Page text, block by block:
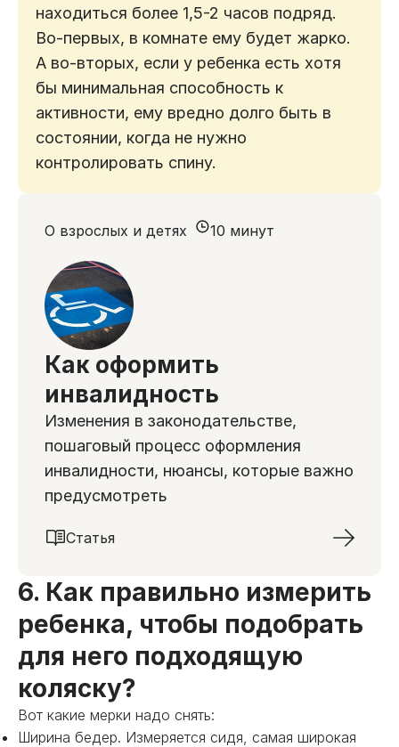
находиться более 1,5-2 часов подряд.
Во-первых, в комнате ему будет жарко.
А во-вторых, если у ребенка есть хотя
бы минимальная способность к
активности, ему вредно долго быть в
состоянии, когда не нужно
контролировать спину.
Как оформить
инвалидность
Изменения в законодательстве,
пошаговый процесс оформления
инвалидности, нюансы, которые важно
предусмотреть
О взрослых и детях
Статья
10 минут
6. Как правильно измерить
ребенка, чтобы подобрать
для него подходящую
коляску?
Вот какие мерки надо снять:
Ширина бедер. Измеряется сидя, самая широкая